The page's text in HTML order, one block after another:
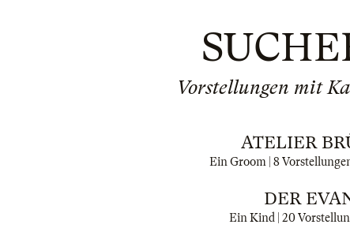
Vorstellungen mit
ATELIER
Ein Groom | 8
DER
Ein Kind | 20